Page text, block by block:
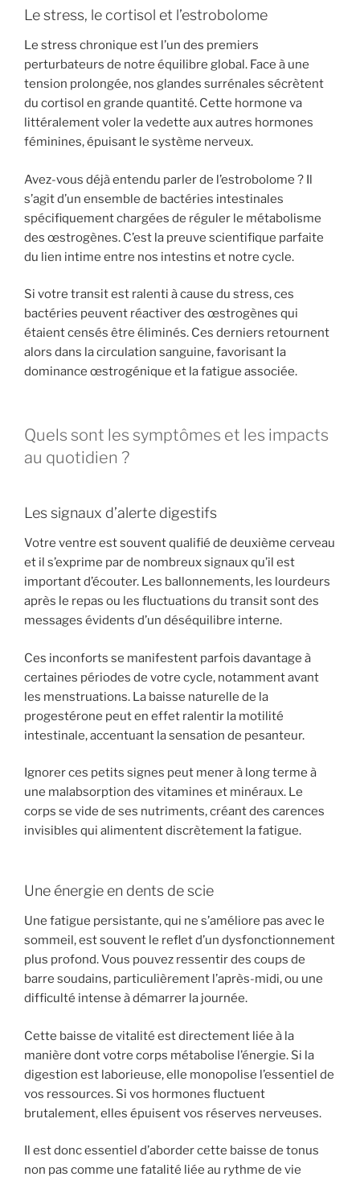
Le stress, le cortisol et l’estrobolome
Le stress chronique est l’un des premiers
perturbateurs de notre équilibre global. Face à une
tension prolongée, nos glandes surrénales sécrètent
du cortisol en grande quantité. Cette hormone va
littéralement voler la vedette aux autres hormones
féminines, épuisant le système nerveux.
Avez-vous déjà entendu parler de l’estrobolome ? Il
s’agit d’un ensemble de bactéries intestinales
spécifiquement chargées de réguler le métabolisme
des œstrogènes. C’est la preuve scientifique parfaite
du lien intime entre nos intestins et notre cycle.
Si votre transit est ralenti à cause du stress, ces
bactéries peuvent réactiver des œstrogènes qui
étaient censés être éliminés. Ces derniers retournent
alors dans la circulation sanguine, favorisant la
dominance œstrogénique et la fatigue associée.
Quels sont les symptômes et les impacts
au quotidien ?
Les signaux d’alerte digestifs
Votre ventre est souvent qualifié de deuxième cerveau
et il s’exprime par de nombreux signaux qu’il est
important d’écouter. Les ballonnements, les lourdeurs
après le repas ou les fluctuations du transit sont des
messages évidents d’un déséquilibre interne.
Ces inconforts se manifestent parfois davantage à
certaines périodes de votre cycle, notamment avant
les menstruations. La baisse naturelle de la
progestérone peut en effet ralentir la motilité
intestinale, accentuant la sensation de pesanteur.
Ignorer ces petits signes peut mener à long terme à
une malabsorption des vitamines et minéraux. Le
corps se vide de ses nutriments, créant des carences
invisibles qui alimentent discrètement la fatigue.
Une énergie en dents de scie
Une fatigue persistante, qui ne s’améliore pas avec le
sommeil, est souvent le reflet d’un dysfonctionnement
plus profond. Vous pouvez ressentir des coups de
barre soudains, particulièrement l’après-midi, ou une
difficulté intense à démarrer la journée.
Cette baisse de vitalité est directement liée à la
manière dont votre corps métabolise l’énergie. Si la
digestion est laborieuse, elle monopolise l’essentiel de
vos ressources. Si vos hormones fluctuent
brutalement, elles épuisent vos réserves nerveuses.
Il est donc essentiel d’aborder cette baisse de tonus
non pas comme une fatalité liée au rythme de vie